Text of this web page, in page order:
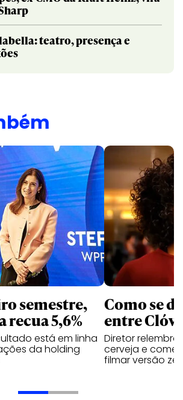
teatro, presença e
semestre,
recua 5,6%
está em linha
da holding
Como se
entre
Diretor
cerveja e
filmar versão